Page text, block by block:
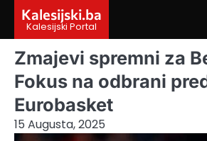
content
Kalesijski.ba
Kalesijski Portal
Zmajevi spremni za
Fokus na odbrani
Eurobasket
15 Augusta, 2025